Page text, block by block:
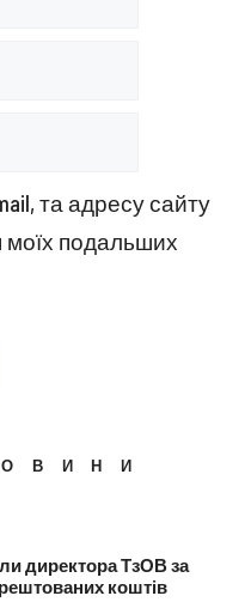
та адресу сайту
моїх подальших
директора ТзОВ за
коштів